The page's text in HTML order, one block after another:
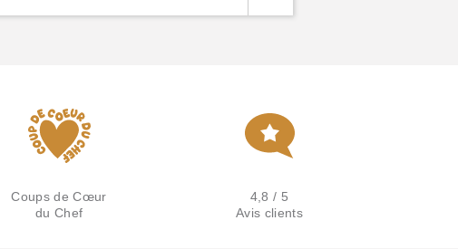
Coups de Cœur
du Chef
4,8 / 5
Avis clients